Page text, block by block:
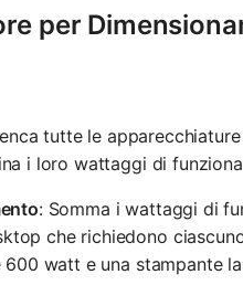
per
tutte le
i loro wattaggi di
: Somma i wattaggi di
che richiedono
watt e una stampante